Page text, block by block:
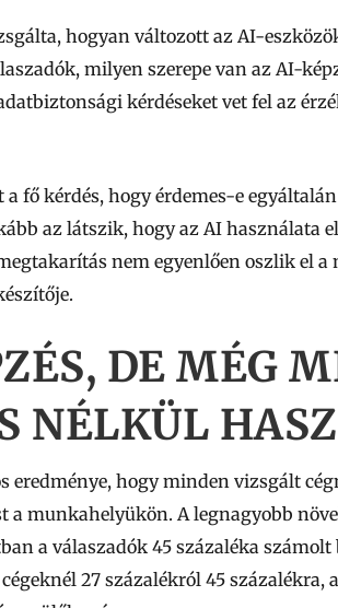
hogyan változott az AI-
milyen szerepe van az AI-
kérdéseket vet fel az
a fő kérdés, hogy érdemes-e
az látszik, hogy az AI használata
nem egyenlően oszlik el
DE MÉG
NÉLKÜL
eredménye, hogy minden vizsgált
a munkahelyükön. A legnagyobb
a válaszadók 45 százaléka
27 százalékról 45 százalékra,